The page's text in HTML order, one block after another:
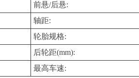
前悬/后悬:
轴距:
轮胎规格:
后轮距(mm):
最高车速: